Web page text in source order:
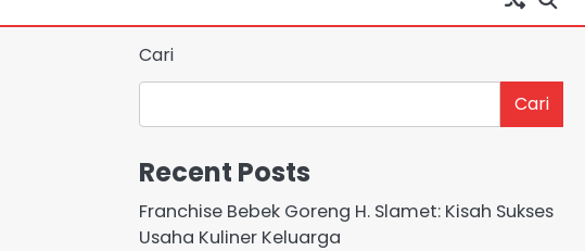
Cari
Cari
Recent Posts
Franchise Bebek Goreng H. Slamet: Kisah Sukses
Usaha Kuliner Keluarga